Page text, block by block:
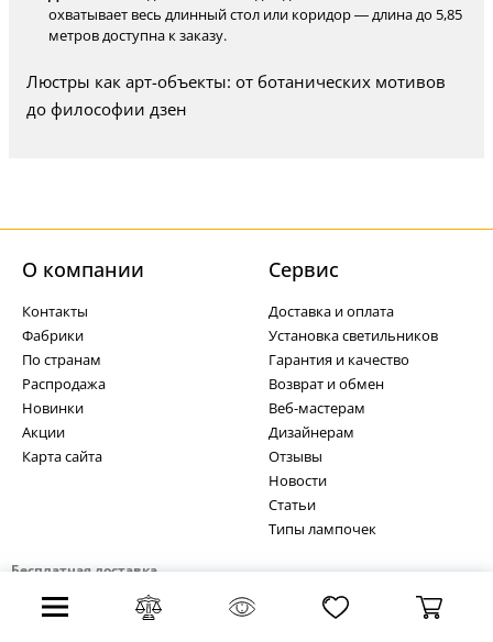
охватывает весь длинный стол или коридор — длина до 5,85
метров доступна к заказу.
Люстры как арт-объекты: от ботанических мотивов
до философии дзен
Бесплатная доставка
+7 (495) 255-03-21
О компании
Контакты
Фабрики
По странам
Распродажа
Новинки
Акции
Карта сайта
Cервис
Доставка и оплата
Установка светильников
Гарантия и качество
Возврат и обмен
Веб-мастерам
Дизайнерам
Отзывы
Новости
Статьи
Типы лампочек